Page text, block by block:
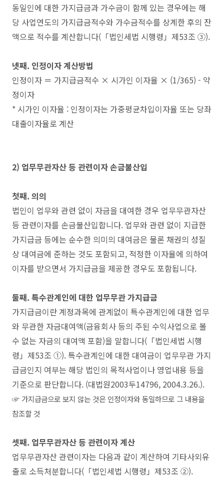
동일인에 대한 가지급금과 가수금이 함께 있는 경우에는 해
당 사업연도의 가지급금적수와 가수금적수를 상계한 후의 잔
액으로 적수를 계산합니다(「법인세법 시행령」제53조 ③).
넷째. 인정이자 계산방법
인정이자 ＝ 가지급금적수 × 시가인 이자율 × (1/365) - 약
정이자
* 시가인 이자율 : 인정이자는 가중평균차입이자율 또는 당좌
대출이자율로 계산
2) 업무무관자산 등 관련이자 손금불산입
첫째. 의의
법인이 업무와 관련 없이 자금을 대여한 경우 업무무관자산
등 관련이자를 손금불산입합니다. 업무와 관련 없이 지급한
가지급금 등에는 순수한 의미의 대여금은 물론 채권의 성질
상 대여금에 준하는 것도 포함되고, 적정한 이자율에 의하여
이자를 받으면서 가지급금을 제공한 경우도 포함됩니다.
둘째. 특수관계인에 대한 업무무관 가지급금
가지급금이란 계정과목에 관계없이 특수관계인에 대한 업무
와 무관한 자금대여액(금융회사 등의 주된 수익사업으로 볼
수 없는 자금의 대여액 포함)을 말합니다(「법인세법 시행
령」제53조 ①). 특수관계인에 대한 대여금이 업무무관 가지
급금인지 여부는 해당 법인의 목적사업이나 영업내용 등을
기준으로 판단합니다. (대법원2003두14796, 2004.3.26.).
☞ 가지급금으로 보지 않는 것은 인정이자와 동일하므로 그 내용을
참조할 것
셋째. 업무무관자산 등 관련이자 계산
업무무관자산 관련이자는 다음과 같이 계산하여 기타사외유
출로 소득처분합니다(「법인세법 시행령」제53조 ②).